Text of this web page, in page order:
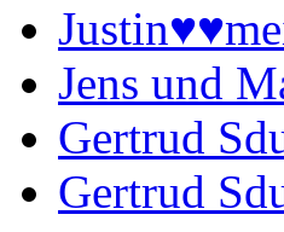
Jens und
Gertrud
Gertrud